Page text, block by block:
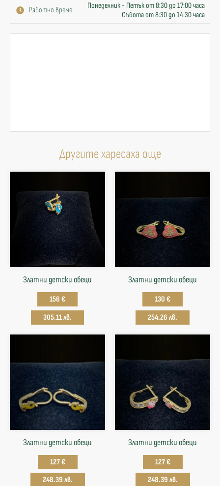
Работно време:
Понеделник - Петък от 8:30 до 17:00 часа
Събота от 8:30 до 14:30 часа
Другите харесаха още
Златни детски обеци
156 €
305.11 лв.
Златни детски обеци
130 €
254.26 лв.
Златни детски обеци
127 €
248.39 лв.
Златни детски обеци
127 €
248.39 лв.